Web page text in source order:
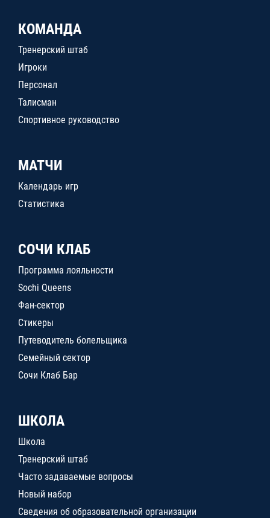
КОМАНДА
Тренерский штаб
Игроки
Персонал
Талисман
Спортивное руководство
МАТЧИ
Календарь игр
Статистика
СОЧИ КЛАБ
Программа лояльности
Sochi Queens
Фан-сектор
Стикеры
Путеводитель болельщика
Семейный сектор
Сочи Клаб Бар
ШКОЛА
Школа
Тренерский штаб
Часто задаваемые вопросы
Новый набор
Сведения об образовательной организации